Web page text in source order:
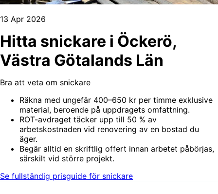
13 Apr 2026
Hitta snickare i Öckerö,
Västra Götalands Län
Bra att veta om snickare
Räkna med ungefär 400–650 kr per timme exklusive
material, beroende på uppdragets omfattning.
ROT-avdraget täcker upp till 50 % av
arbetskostnaden vid renovering av en bostad du
äger.
Begär alltid en skriftlig offert innan arbetet påbörjas,
särskilt vid större projekt.
Se fullständig prisguide för snickare